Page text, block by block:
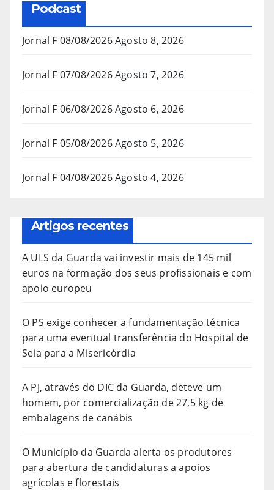
Podcast
Jornal F 08/08/2026Agosto 8, 2026
Jornal F 07/08/2026Agosto 7, 2026
Jornal F 06/08/2026Agosto 6, 2026
Jornal F 05/08/2026Agosto 5, 2026
Jornal F 04/08/2026Agosto 4, 2026
Artigos recentes
A ULS da Guarda vai investir mais de 145 mil
euros na formação dos seus profissionais e com
apoio europeu
O PS exige conhecer a fundamentação técnica
para uma eventual transferência do Hospital de
Seia para a Misericórdia
A PJ, através do DIC da Guarda, deteve um
homem, por comercialização de 27,5 kg de
embalagens de canábis
O Município da Guarda alerta os produtores
para abertura de candidaturas a apoios
agrícolas e florestais